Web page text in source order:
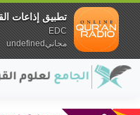
تطبيق إذاعات
EDC
مجانيundefined